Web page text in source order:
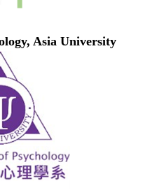
Asia University